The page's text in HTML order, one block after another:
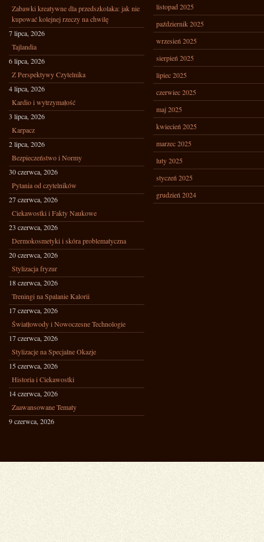
Zabawki kreatywne dla przedszkolaka: jak nie
kupować kolejnej rzeczy na chwilę
7 lipca, 2026
Tajlandia
6 lipca, 2026
Z Perspektywy Czytelnika
4 lipca, 2026
Kardio i wytrzymałość
3 lipca, 2026
Karpacz
2 lipca, 2026
Bezpieczeństwo i Normy
30 czerwca, 2026
Pytania od czytelników
27 czerwca, 2026
Ciekawostki i Fakty Naukowe
23 czerwca, 2026
Dermokosmetyki i skóra problematyczna
20 czerwca, 2026
Stylizacja fryzur
18 czerwca, 2026
Treningi na Spalanie Kalorii
17 czerwca, 2026
Światłowody i Nowoczesne Technologie
17 czerwca, 2026
Stylizacje na Specjalne Okazje
15 czerwca, 2026
Historia i Ciekawostki
14 czerwca, 2026
Zaawansowane Tematy
9 czerwca, 2026
listopad 2025
październik 2025
wrzesień 2025
sierpień 2025
lipiec 2025
czerwiec 2025
maj 2025
kwiecień 2025
marzec 2025
luty 2025
styczeń 2025
grudzień 2024